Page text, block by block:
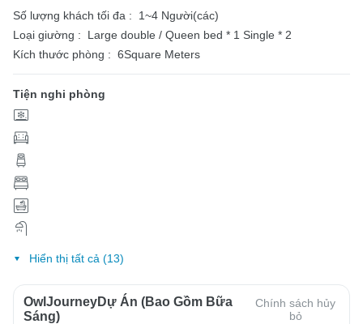
Số lượng khách tối đa :
1~4 Người(các)
Loại giường :
Large double / Queen bed * 1 Single * 2
Kích thước phòng : 6Square Meters
Tiện nghi phòng
Hiển thị tất cả (13)
OwlJourneyDự Án (Bao Gồm Bữa
Sáng)
Chính sách hủy
bỏ